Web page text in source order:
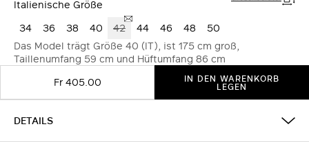
Italienische Größe
34 36 38 40 42 44 46 48
50
Das Model trägt Größe 40 (IT), ist 175 cm groß,
Taillenumfang 59 cm und Hüftumfang 86 cm
Fr 405.00
IN DEN WARENKORB
LEGEN
DETAILS